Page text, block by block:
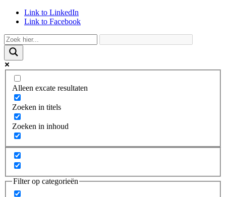
Link to LinkedIn
Link to Facebook
Alleen excate resultaten
Zoeken in titels
Zoeken in inhoud
Filter op categorieën